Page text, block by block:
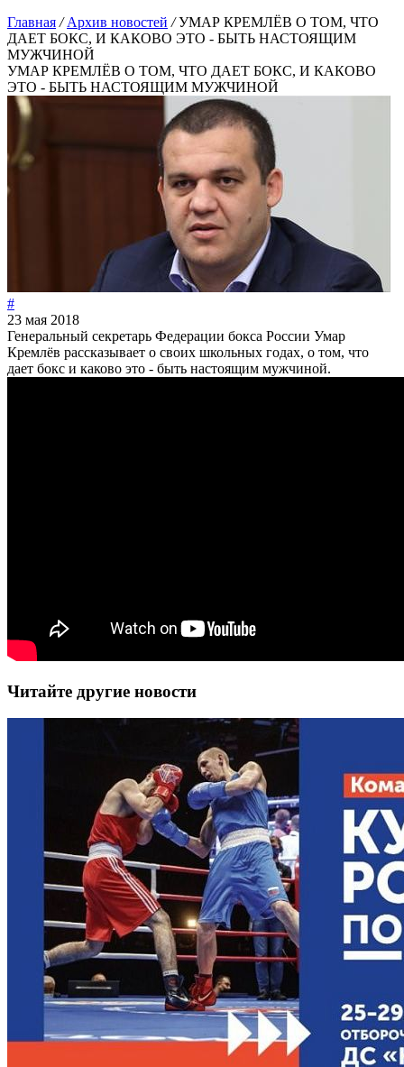
Главная / Архив новостей /УМАР КРЕМЛЁВ О ТОМ, ЧТО
ДАЕТ БОКС, И КАКОВО ЭТО - БЫТЬ НАСТОЯЩИМ
МУЖЧИНОЙ
УМАР КРЕМЛЁВ О ТОМ, ЧТО ДАЕТ БОКС, И КАКОВО
ЭТО - БЫТЬ НАСТОЯЩИМ МУЖЧИНОЙ
#
23 мая 2018
Генеральный секретарь Федерации бокса России Умар
Кремлёв рассказывает о своих школьных годах, о том, что
дает бокс и каково это - быть настоящим мужчиной.
Читайте другие новости